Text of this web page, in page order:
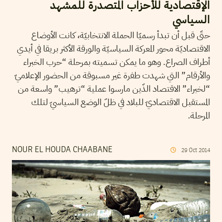
الإقتصادية للأحزاب المتصدرة للمشهد
السياسي
حتّى قبل أن تبدأ رسميّا الحملة الانتخابيّة، كانت الأوضاع
الاقتصاديّة محور المعركة السياسيّة والورقة الأكثر بريقا في أيدي
أطراف الصراع. وهو ما يمكن تسميته بمرحلة “حرب الخبراء
والأرقام” التي شهدت طفرة غير مسبوقة من الحضور الإعلاميّ
“لخبراء” الاقتصاد الذّين مارسوا عملية “ترهيب” واسعة من
المستقبل الاقتصاديّ للبلاد في ظلّ الوضع السياسيّ لتلك
المرحلة.
NOUR EL HOUDA CHAABANE 29 Oct 2014